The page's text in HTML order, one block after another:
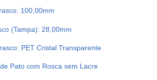
100,00mm
(Tampa): 28,00mm
PET Cristal Transparente
Pato com Rosca sem Lacre